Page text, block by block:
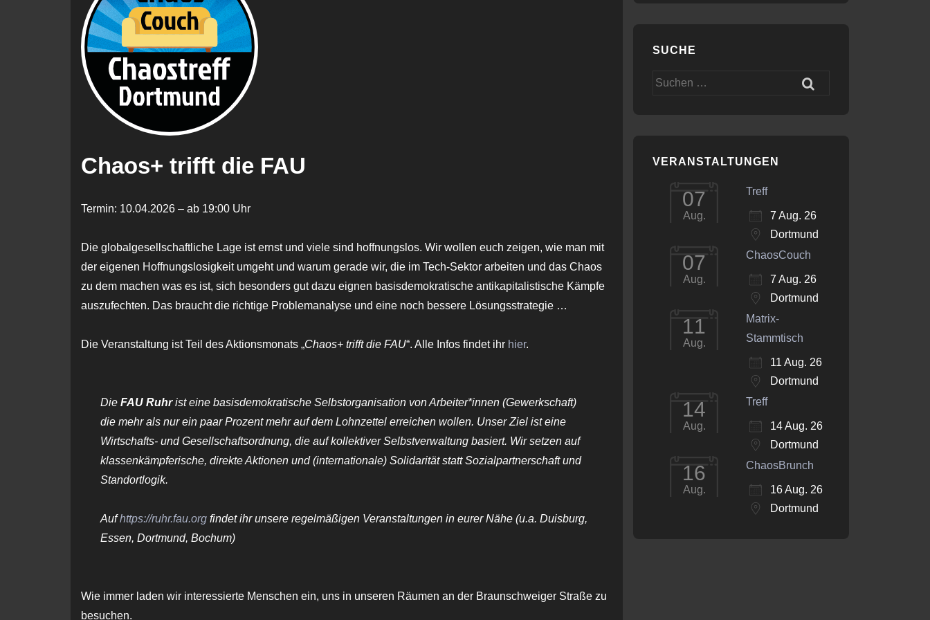
Chaos+ trifft die FAU
Termin: 10.04.2026 – ab 19:00 Uhr
Die globalgesellschaftliche Lage ist ernst und viele sind hoffnungslos. Wir wollen euch zeigen, wie man mit
der eigenen Hoffnungslosigkeit umgeht und warum gerade wir, die im Tech-Sektor arbeiten und das Chaos
zu dem machen was es ist, sich besonders gut dazu eignen basisdemokratische antikapitalistische Kämpfe
auszufechten. Das braucht die richtige Problemanalyse und eine noch bessere Lösungsstrategie …
Die Veranstaltung ist Teil des Aktionsmonats „Chaos+ trifft die FAU“. Alle Infos findet ihr hier.
Die FAU Ruhrist eine basisdemokratische Selbstorganisation von Arbeiter*innen (Gewerkschaft)
die mehr als nur ein paar Prozent mehr auf dem Lohnzettel erreichen wollen. Unser Ziel ist eine
Wirtschafts- und Gesellschaftsordnung, die auf kollektiver Selbstverwaltung basiert. Wir setzen auf
klassenkämpferische, direkte Aktionen und (internationale) Solidarität statt Sozialpartnerschaft und
Standortlogik.
Aufhttps://ruhr.fau.org findet ihr unsere regelmäßigen Veranstaltungen in eurer Nähe (u.a. Duisburg,
Essen, Dortmund, Bochum)
Wie immer laden wir interessierte Menschen ein, uns in unseren Räumen an der Braunschweiger Straße zu
besuchen.
SUCHE
Suchen
VERANSTALTUNGEN
07
Aug.
Treff
7 Aug. 26
Dortmund
07
Aug.
ChaosCouch
7 Aug. 26
Dortmund
11
Aug.
Matrix-
Stammtisch
11 Aug. 26
Dortmund
14
Aug.
Treff
14 Aug. 26
Dortmund
16
Aug.
ChaosBrunch
16 Aug. 26
Dortmund